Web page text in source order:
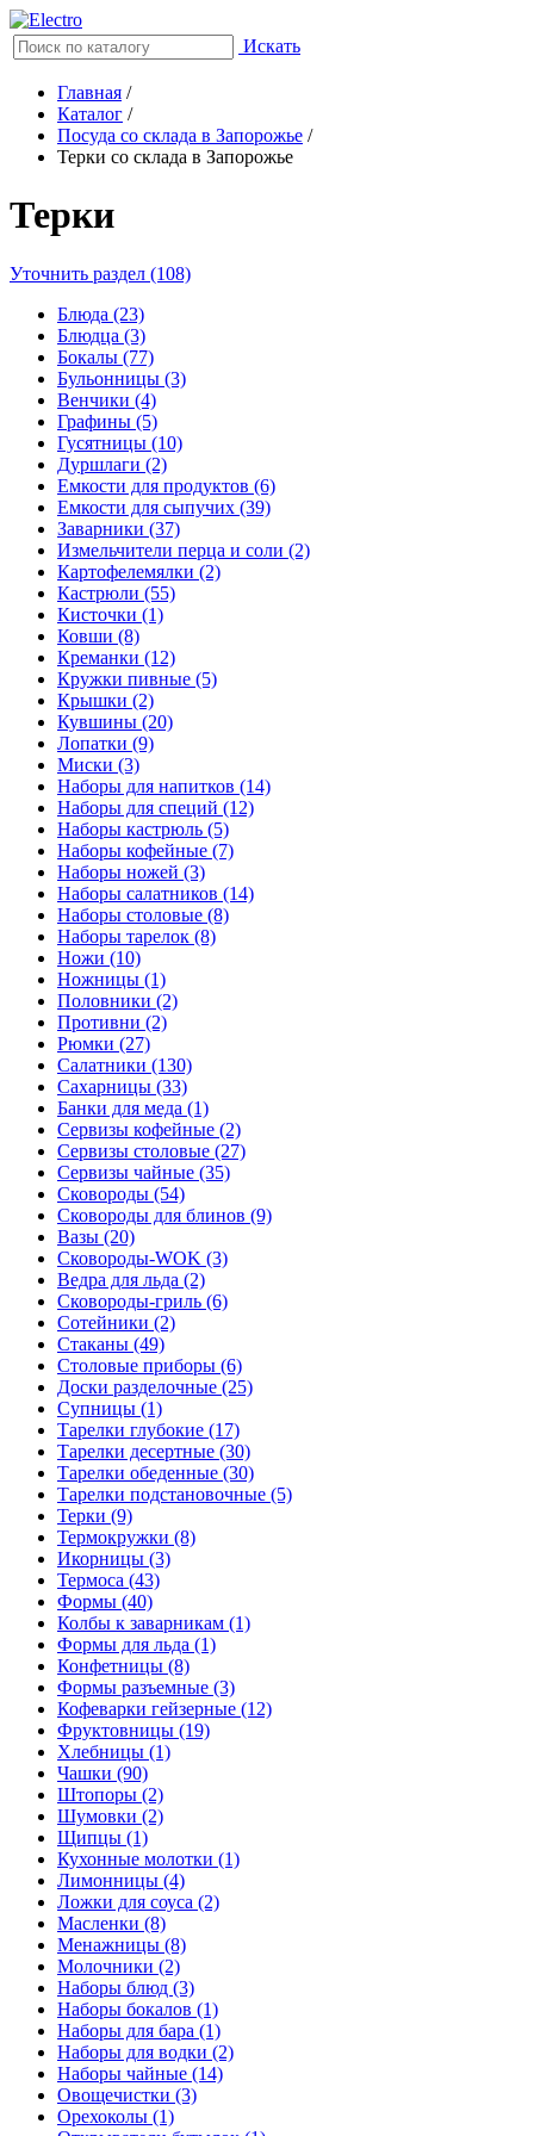
Искать
Главная /
Каталог /
Посуда со склада в Запорожье /
Терки со склада в Запорожье
Терки
Уточнить раздел (108)
Блюда (23)
Блюдца (3)
Бокалы (77)
Бульонницы (3)
Венчики (4)
Графины (5)
Гусятницы (10)
Дуршлаги (2)
Емкости для продуктов (6)
Емкости для сыпучих (39)
Заварники (37)
Измельчители перца и соли (2)
Картофелемялки (2)
Кастрюли (55)
Кисточки (1)
Ковши (8)
Креманки (12)
Кружки пивные (5)
Крышки (2)
Кувшины (20)
Лопатки (9)
Миски (3)
Наборы для напитков (14)
Наборы для специй (12)
Наборы кастрюль (5)
Наборы кофейные (7)
Наборы ножей (3)
Наборы салатников (14)
Наборы столовые (8)
Наборы тарелок (8)
Ножи (10)
Ножницы (1)
Половники (2)
Противни (2)
Рюмки (27)
Салатники (130)
Сахарницы (33)
Банки для меда (1)
Сервизы кофейные (2)
Сервизы столовые (27)
Сервизы чайные (35)
Сковороды (54)
Сковороды для блинов (9)
Вазы (20)
Сковороды-WOK (3)
Ведра для льда (2)
Сковороды-гриль (6)
Сотейники (2)
Стаканы (49)
Столовые приборы (6)
Доски разделочные (25)
Супницы (1)
Тарелки глубокие (17)
Тарелки десертные (30)
Тарелки обеденные (30)
Тарелки подстановочные (5)
Терки (9)
Термокружки (8)
Икорницы (3)
Термоса (43)
Формы (40)
Колбы к заварникам (1)
Формы для льда (1)
Конфетницы (8)
Формы разъемные (3)
Кофеварки гейзерные (12)
Фруктовницы (19)
Хлебницы (1)
Чашки (90)
Штопоры (2)
Шумовки (2)
Щипцы (1)
Кухонные молотки (1)
Лимонницы (4)
Ложки для соуса (2)
Масленки (8)
Менажницы (8)
Молочники (2)
Наборы блюд (3)
Наборы бокалов (1)
Наборы для бара (1)
Наборы для водки (2)
Наборы чайные (14)
Овощечистки (3)
Орехоколы (1)